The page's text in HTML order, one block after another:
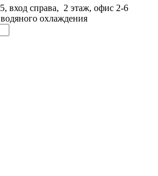
вход справа, 2 этаж, офис 2-6
охлаждения